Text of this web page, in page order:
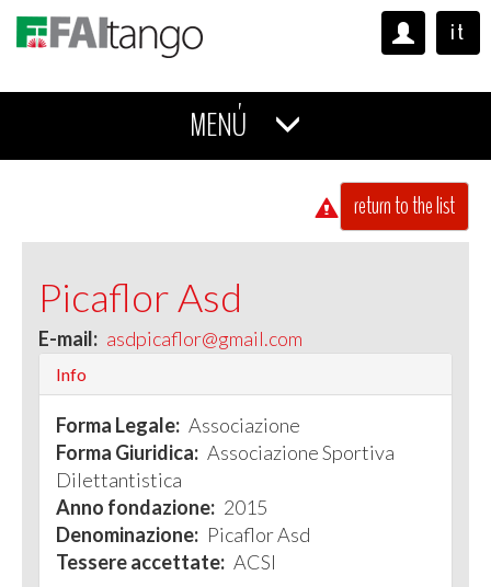
it
MENÚ
return to the list
Picaflor Asd
E-mail: asdpicaflor@gmail.com
Info
Forma Legale: Associazione
Forma Giuridica: Associazione Sportiva
Dilettantistica
Anno fondazione: 2015
Denominazione: Picaflor Asd
Tessere accettate: ACSI